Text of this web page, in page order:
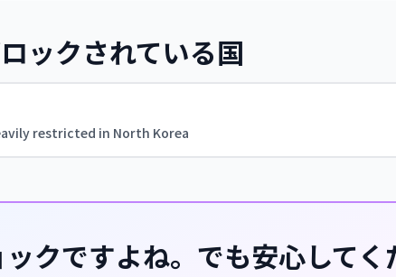
ックされている国
restricted in North Korea
クですよね。でも安心してく